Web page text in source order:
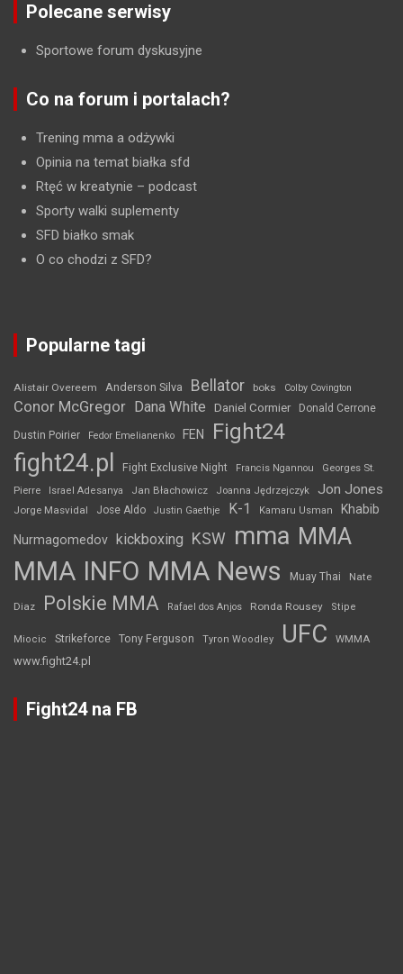
Polecane serwisy
Sportowe forum dyskusyjne
Co na forum i portalach?
Trening mma a odżywki
Opinia na temat białka sfd
Rtęć w kreatynie – podcast
Sporty walki suplementy
SFD białko smak
O co chodzi z SFD?
Popularne tagi
Alistair Overeem Anderson Silva Bellator boks Colby Covington
Conor McGregor Dana White Daniel Cormier Donald Cerrone
Dustin Poirier Fedor Emelianenko FEN Fight24
fight24.pl Fight Exclusive Night Francis Ngannou
Georges St.
Pierre
Israel Adesanya Jan Błachowicz Joanna Jędrzejczyk Jon Jones
Jorge Masvidal Jose Aldo Justin Gaethje K-1 Kamaru Usman Khabib
Nurmagomedov kickboxing KSW mma MMA
MMA INFO MMA News Muay Thai Nate
Diaz Polskie MMA Rafael dos Anjos Ronda Rousey Stipe
Miocic Strikeforce Tony Ferguson Tyron Woodley UFC WMMA
www.fight24.pl
Fight24 na FB